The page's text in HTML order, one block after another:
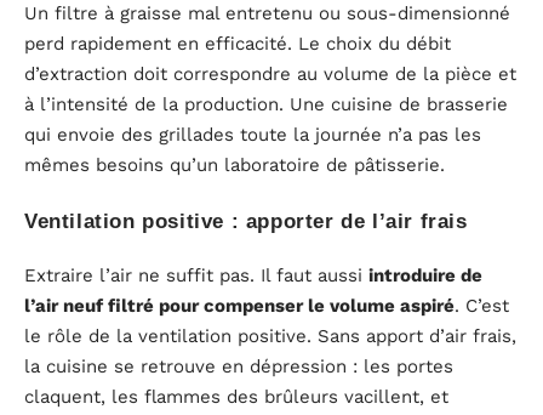
Un filtre à graisse mal entretenu ou sous-dimensionné
perd rapidement en efficacité. Le choix du débit
d’extraction doit correspondre au volume de la pièce et
à l’intensité de la production. Une cuisine de brasserie
qui envoie des grillades toute la journée n’a pas les
mêmes besoins qu’un laboratoire de pâtisserie.
Ventilation positive : apporter de l’air frais
Extraire l’air ne suffit pas. Il faut aussi introduire de
l’air neuf filtré pour compenser le volume aspiré. C’est
le rôle de la ventilation positive. Sans apport d’air frais,
la cuisine se retrouve en dépression : les portes
claquent, les flammes des brûleurs vacillent, et